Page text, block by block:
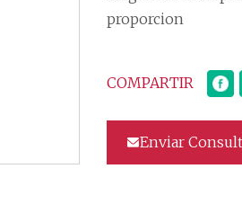
proporcion
COMPARTIR
Enviar